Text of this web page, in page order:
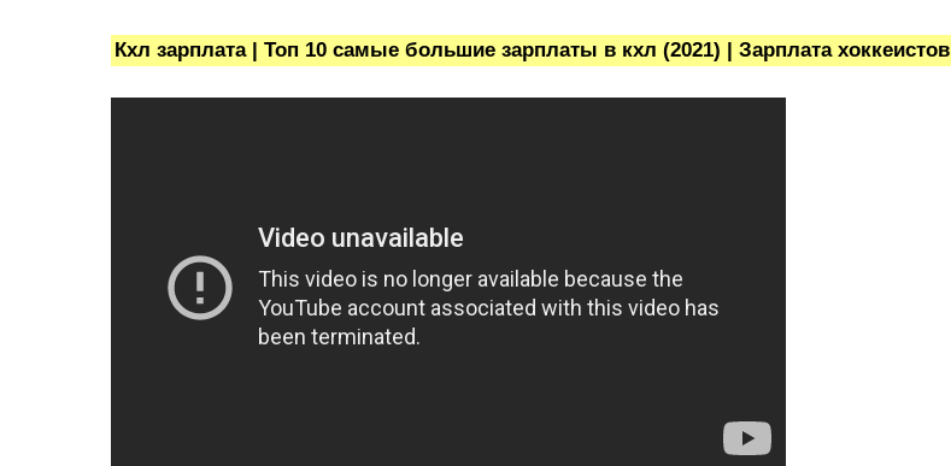
Кхл зарплата | Топ 10 самые большие зарплаты в кхл (2021) | Зарплата хоккеистов